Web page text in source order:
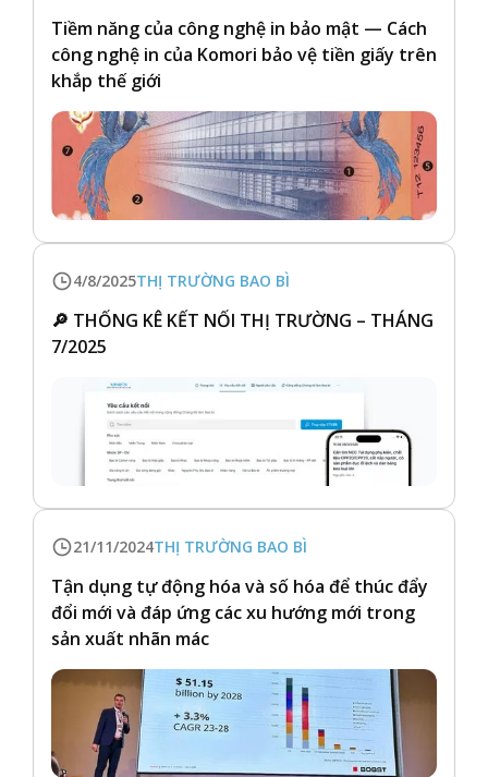
Tiềm năng của công nghệ in bảo mật — Cách
công nghệ in của Komori bảo vệ tiền giấy trên
khắp thế giới
4/8/2025THỊ TRƯỜNG BAO BÌ
🔎 THỐNG KÊ KẾT NỐI THỊ TRƯỜNG – THÁNG
7/2025
21/11/2024THỊ TRƯỜNG BAO BÌ
Tận dụng tự động hóa và số hóa để thúc đẩy
đổi mới và đáp ứng các xu hướng mới trong
sản xuất nhãn mác